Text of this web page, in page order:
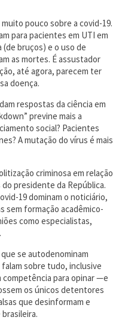
pouco sobre a covid-19.
para pacientes em UTI em
bruços) e o uso de
as mortes. É assustador
até agora, parecem ter
doença.
respostas da ciência em
previne mais a
social? Pacientes
A mutação do vírus é mais
criminosa em relação
presidente da República.
19 dominam o noticiário,
sem formação acadêmico-
como especialistas,
se autodenominam
sobre tudo, inclusive
competência para opinar —e
os únicos detentores
que desinformam e